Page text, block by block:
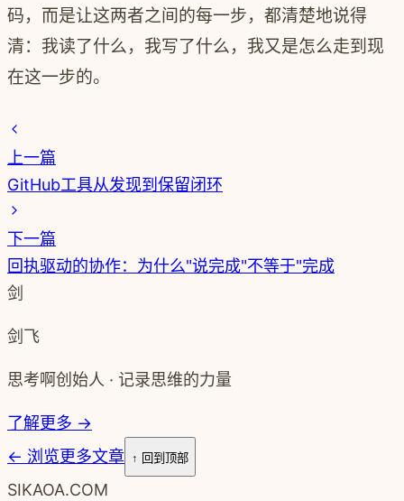
码，而是让这两者之间的每一步，都清楚地说得
清：我读了什么，我写了什么，我又是怎么走到现
在这一步的。
上一篇
GitHub工具从发现到保留闭环
下一篇
回执驱动的协作：为什么"说完成"不等于"完成
剑
剑飞
思考啊创始人 · 记录思维的力量
了解更多 →
← 浏览更多文章 ↑ 回到顶部
SIKAOA.COM